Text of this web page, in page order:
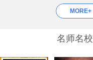
MORE+
名师名校